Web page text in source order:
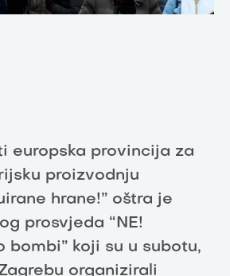
europska provincija za
proizvodnju
hrane!” oštra je
prosvjeda “NE!
bombi” koji su u subotu,
organizirali